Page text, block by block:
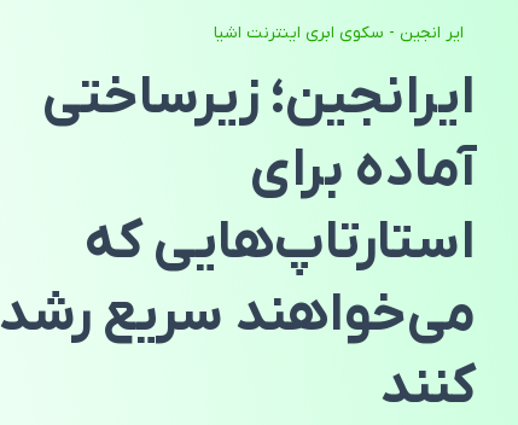
ایر انجین - سکوی ابری اینترنت اشیا
ایرانجین؛ زیرساختی
آماده برای
استارتاپ‌هایی که
می‌خواهند سریع رشد
کنند